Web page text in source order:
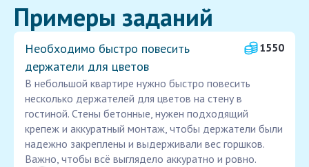
Примеры заданий
Необходимо быстро повесить
держатели для цветов
1550
В небольшой квартире нужно быстро повесить
несколько держателей для цветов на стену в
гостиной. Стены бетонные, нужен подходящий
крепеж и аккуратный монтаж, чтобы держатели были
надежно закреплены и выдерживали вес горшков.
Важно, чтобы всё выглядело аккуратно и ровно.